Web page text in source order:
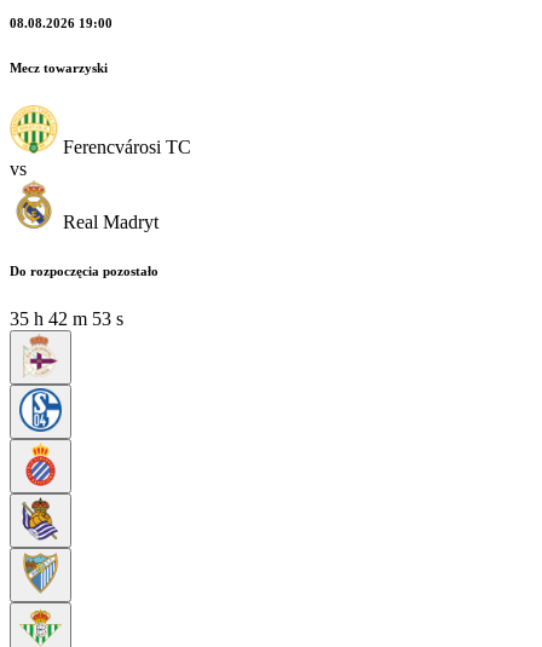
08.08.2026 19:00
Mecz towarzyski
Ferencvárosi TC
vs
Real Madryt
Do rozpoczęcia pozostało
35 h 42 m 51 s